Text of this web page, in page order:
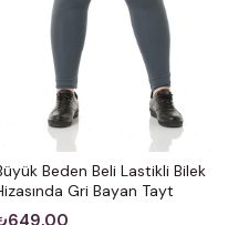
Beden Beli Lastikli Bilek
Gri Bayan Tayt